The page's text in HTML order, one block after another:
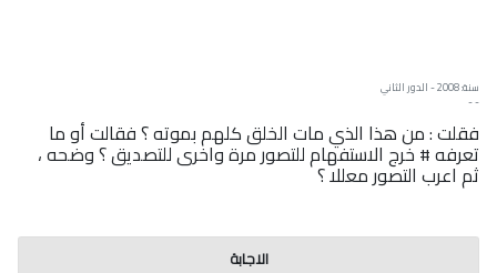
سنة: 2008 - الدور الثاني
فقلت : من هذا الذي مات الخلق كلهم بموته ؟ فقالت أو ما
تعرفه # خرج الاستفهام للتصور مرة واخرى للتصديق ؟ وضحه ،
ثم اعرب التصور معللا ؟
الاجابة